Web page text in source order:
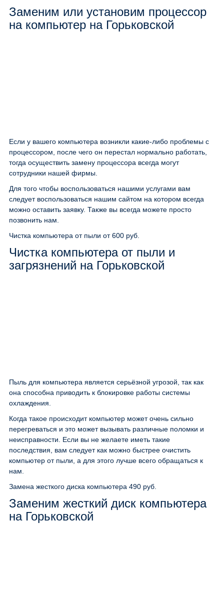
Заменим или установим процессор
на компьютер на Горьковской
Если у вашего компьютера возникли какие-либо проблемы с
процессором, после чего он перестал нормально работать,
тогда осуществить замену процессора всегда могут
сотрудники нашей фирмы.
Для того чтобы воспользоваться нашими услугами вам
следует воспользоваться нашим сайтом на котором всегда
можно оставить заявку. Также вы всегда можете просто
позвонить нам.
Чистка компьютера от пыли от 600 руб.
Чистка компьютера от пыли и
загрязнений на Горьковской
Пыль для компьютера является серьёзной угрозой, так как
она способна приводить к блокировке работы системы
охлаждения.
Когда такое происходит компьютер может очень сильно
перегреваться и это может вызывать различные поломки и
неисправности. Если вы не желаете иметь такие
последствия, вам следует как можно быстрее очистить
компьютер от пыли, а для этого лучше всего обращаться к
нам.
Замена жесткого диска компьютера 490 руб.
Заменим жесткий диск компьютера
на Горьковской